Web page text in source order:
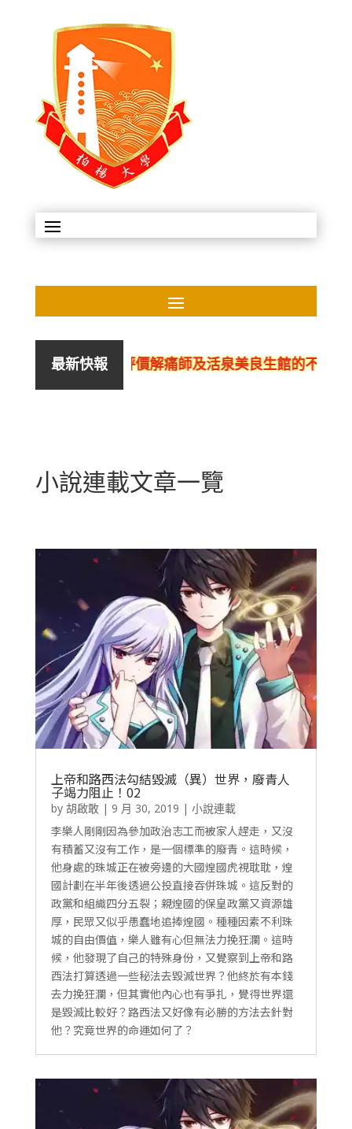
最新快報評價解痛師及活泉美良生館的不良銷售
小說連載文章一覽
上帝和路西法勾結毀滅（異）世界，廢青人
子竭力阻止！02
by 胡啟敢| 9 月 30, 2019 | 小說連載
李樂人剛剛因為參加政治志工而被家人趕走，又沒
有積蓄又沒有工作，是一個標準的廢青。這時候，
他身處的珠城正在被旁邊的大國煌國虎視耽耽，煌
國計劃在半年後透過公投直接吞併珠城。這反對的
政黨和組織四分五裂；親煌國的保皇政黨又資源雄
厚，民眾又似乎愚蠢地追捧煌國。種種因素不利珠
城的自由價值，樂人雖有心但無法力挽狂瀾。這時
候，他發現了自己的特殊身份，又覺察到上帝和路
西法打算透過一些秘法去毀滅世界？他終於有本錢
去力挽狂瀾，但其實他內心也有爭扎，覺得世界還
是毀滅比較好？路西法又好像有必勝的方法去針對
他？究竟世界的命運如何了？